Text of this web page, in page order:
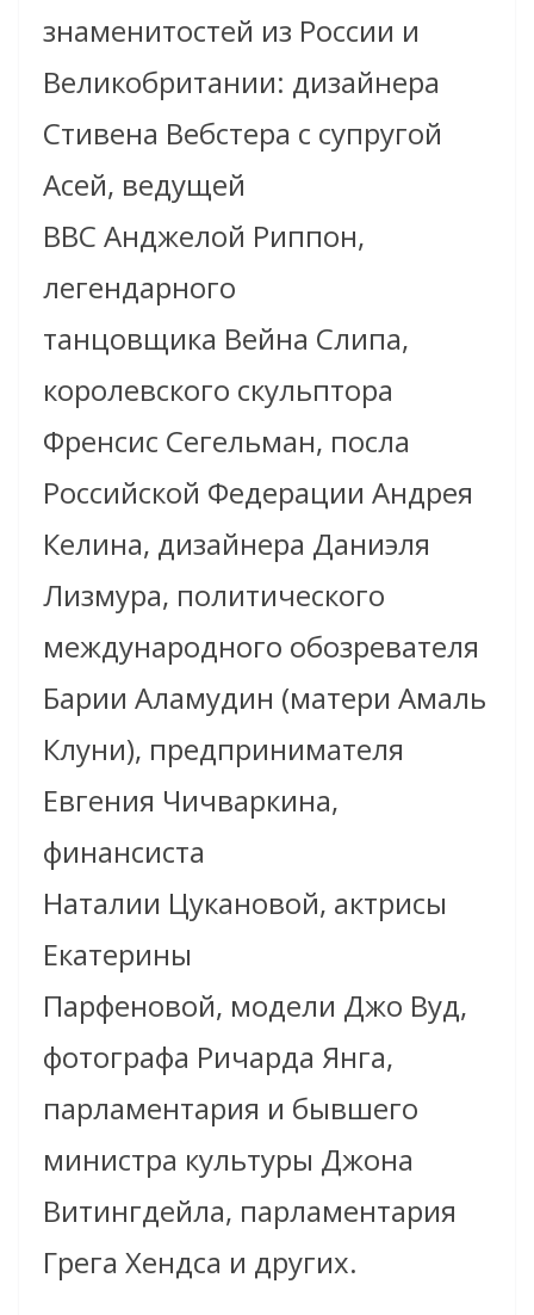
знаменитостей из России и
Великобритании: дизайнера
Стивена Вебстера с супругой
Асей, ведущей
BBC Анджелой Риппон,
легендарного
танцовщика Вейна Слипа,
королевского скульптора
Френсис Сегельман, посла
Российской Федерации Андрея
Келина, дизайнера Даниэля
Лизмура, политического
международного обозревателя
Барии Аламудин (матери Амаль
Клуни), предпринимателя
Евгения Чичваркина,
финансиста
Наталии Цукановой, актрисы
Екатерины
Парфеновой, модели Джо Вуд,
фотографа Ричарда Янга,
парламентария и бывшего
министра культуры Джона
Витингдейла, парламентария
Грега Хендса и других.